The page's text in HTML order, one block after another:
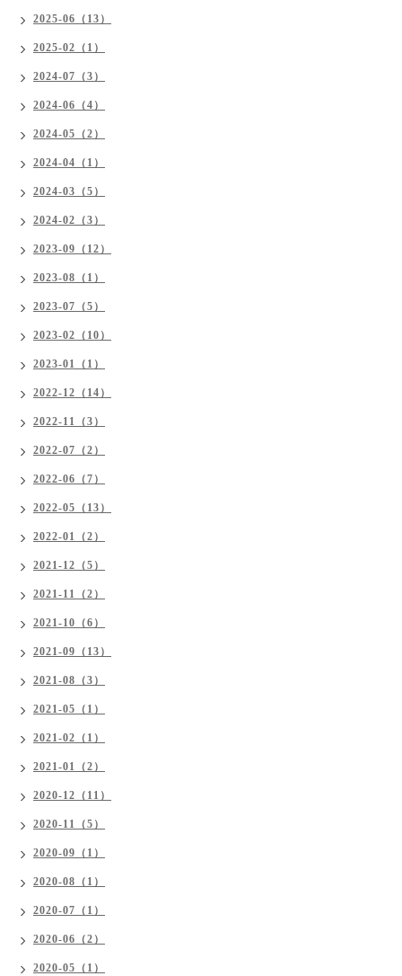
2025-06（13）
2025-02（1）
2024-07（3）
2024-06（4）
2024-05（2）
2024-04（1）
2024-03（5）
2024-02（3）
2023-09（12）
2023-08（1）
2023-07（5）
2023-02（10）
2023-01（1）
2022-12（14）
2022-11（3）
2022-07（2）
2022-06（7）
2022-05（13）
2022-01（2）
2021-12（5）
2021-11（2）
2021-10（6）
2021-09（13）
2021-08（3）
2021-05（1）
2021-02（1）
2021-01（2）
2020-12（11）
2020-11（5）
2020-09（1）
2020-08（1）
2020-07（1）
2020-06（2）
2020-05（1）